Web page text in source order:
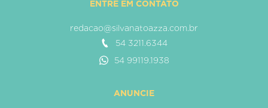
ENTRE EM CONTATO
redacao@silvanatoazza.com.br
54 3211.6344
54 99119.1938
ANUNCIE